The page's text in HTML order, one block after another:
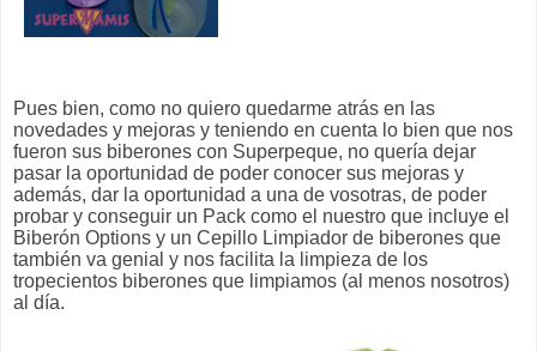
Pues bien, como no quiero quedarme atrás en las
novedades y mejoras y teniendo en cuenta lo bien que nos
fueron sus biberones con Superpeque, no quería dejar
pasar la oportunidad de poder conocer sus mejoras y
además, dar la oportunidad a una de vosotras, de poder
probar y conseguir un Pack como el nuestro que incluye el
Biberón Options y un Cepillo Limpiador de biberones que
también va genial y nos facilita la limpieza de los
tropecientos biberones que limpiamos (al menos nosotros)
al día.